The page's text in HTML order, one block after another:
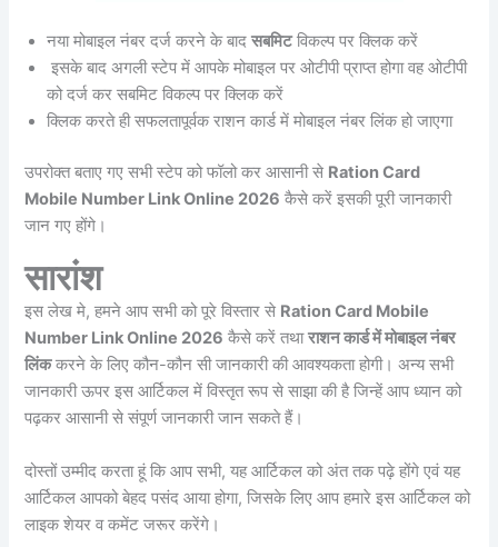
नया मोबाइल नंबर दर्ज करने के बादसबमिटविकल्प पर क्लिक करें
इसके बाद अगली स्टेप में आपके मोबाइल पर ओटीपी प्राप्त होगा वह ओटीपी
को दर्ज कर सबमिट विकल्प पर क्लिक करें
क्लिक करते ही सफलतापूर्वक राशन कार्ड में मोबाइल नंबर लिंक हो जाएगा
उपरोक्त बताए गए सभी स्टेप को फॉलो कर आसानी से Ration Card
Mobile Number Link Online 2026 कैसे करें इसकी पूरी जानकारी
जान गए होंगे।
सारांश
इस लेख मे, हमने आप सभी को पूरे विस्तार से Ration Card Mobile
Number Link Online 2026 कैसे करें तथाराशन कार्ड में मोबाइल नंबर
लिंककरने के लिए कौन-कौन सी जानकारी की आवश्यकता होगी। अन्य सभी
जानकारी ऊपर इस आर्टिकल में विस्तृत रूप से साझा की है जिन्हें आप ध्यान को
पढ़कर आसानी से संपूर्ण जानकारी जान सकते हैं।
दोस्तों उम्मीद करता हूं कि आप सभी, यह आर्टिकल को अंत तक पढ़े होंगे एवं यह
आर्टिकल आपको बेहद पसंद आया होगा, जिसके लिए आप हमारे इस आर्टिकल को
लाइक शेयर व कमेंट जरूर करेंगे।